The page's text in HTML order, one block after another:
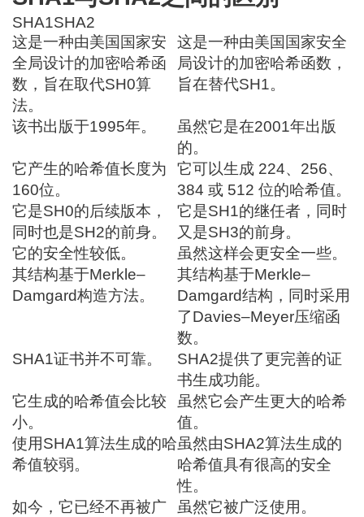
SHA1SHA2
这是一种由美国国家安
全局设计的加密哈希函
数，旨在取代SH0算
法。
这是一种由美国国家安全
局设计的加密哈希函数，
旨在替代SH1。
该书出版于1995年。
虽然它是在2001年出版
的。
它产生的哈希值长度为
160位。
它可以生成 224、256、
384 或 512 位的哈希值。
它是SH0的后续版本，
同时也是SH2的前身。
它是SH1的继任者，同时
又是SH3的前身。
它的安全性较低。
虽然这样会更安全一些。
其结构基于Merkle–
Damgard构造方法。
其结构基于Merkle–
Damgard结构，同时采用
了Davies–Meyer压缩函
数。
SHA1证书并不可靠。
SHA2提供了更完善的证
书生成功能。
它生成的哈希值会比较
小。
虽然它会产生更大的哈希
值。
使用SHA1算法生成的哈
希值较弱。
虽然由SHA2算法生成的
哈希值具有很高的安全
性。
如今，它已经不再被广
虽然它被广泛使用。